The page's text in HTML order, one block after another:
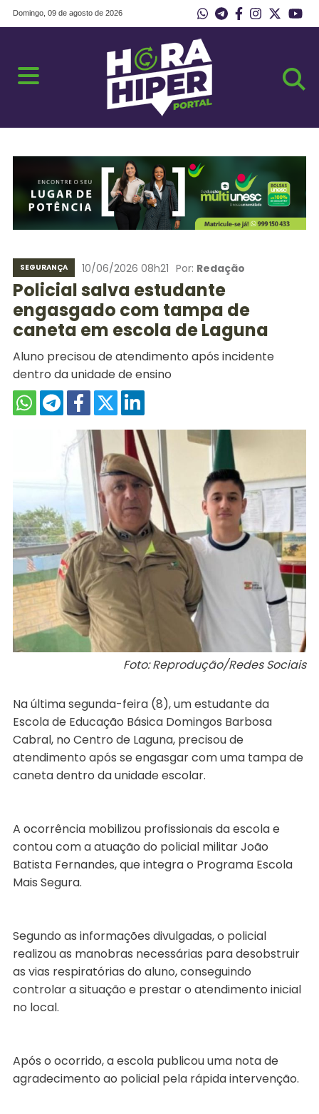
Domingo, 09 de agosto de 2026
SEGURANÇA 10/06/2026 08h21 Por: Redação
Policial salva estudante
engasgado com tampa de
caneta em escola de Laguna
Aluno precisou de atendimento após incidente
dentro da unidade de ensino
Foto: Reprodução/Redes Sociais
Na última segunda-feira (8), um estudante da
Escola de Educação Básica Domingos Barbosa
Cabral, no Centro de Laguna, precisou de
atendimento após se engasgar com uma tampa de
caneta dentro da unidade escolar.
A ocorrência mobilizou profissionais da escola e
contou com a atuação do policial militar João
Batista Fernandes, que integra o Programa Escola
Mais Segura.
Segundo as informações divulgadas, o policial
realizou as manobras necessárias para desobstruir
as vias respiratórias do aluno, conseguindo
controlar a situação e prestar o atendimento inicial
no local.
Após o ocorrido, a escola publicou uma nota de
agradecimento ao policial pela rápida intervenção.